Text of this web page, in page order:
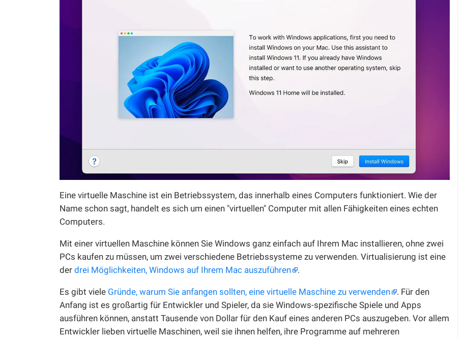
Eine virtuelle Maschine ist ein Betriebssystem, das innerhalb eines Computers funktioniert. Wie der
Name schon sagt, handelt es sich um einen "virtuellen" Computer mit allen Fähigkeiten eines echten
Computers.
Mit einer virtuellen Maschine können Sie Windows ganz einfach auf Ihrem Mac installieren, ohne zwei
PCs kaufen zu müssen, um zwei verschiedene Betriebssysteme zu verwenden. Virtualisierung ist eine
der drei Möglichkeiten, Windows auf Ihrem Mac auszuführen .
Es gibt viele Gründe, warum Sie anfangen sollten, eine virtuelle Maschine zu verwenden
. Für den
Anfang ist es großartig für Entwickler und Spieler, da sie Windows-spezifische Spiele und Apps
ausführen können, anstatt Tausende von Dollar für den Kauf eines anderen PCs auszugeben. Vor allem
Entwickler lieben virtuelle Maschinen, weil sie ihnen helfen, ihre Programme auf mehreren